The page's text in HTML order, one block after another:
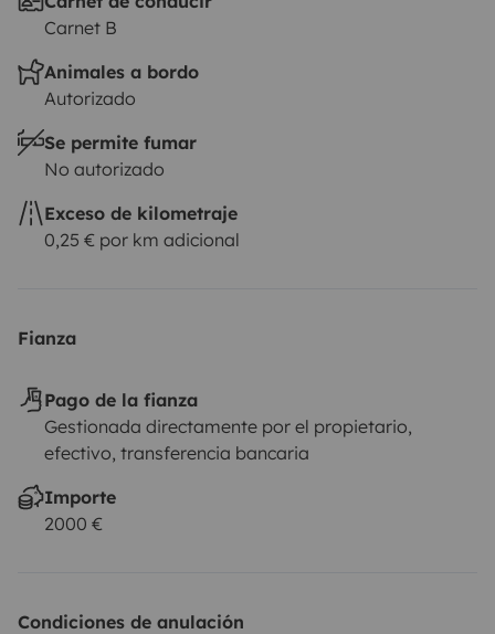
Georges.
Carnet B
Animales a bordo
Autorizado
Se permite fumar
No autorizado
Exceso de kilometraje
0,25 € por km adicional
Fianza
Pago de la fianza
Gestionada directamente por el propietario,
efectivo, transferencia bancaria
Importe
2000 €
Condiciones de anulación